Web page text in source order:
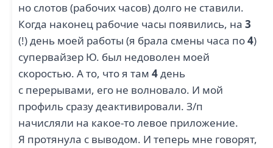
но слотов (рабочих часов) долго не ставили.
Когда наконец рабочие часы появились, на 3
(!) день моей работы (я брала смены часа по4)
супервайзер Ю. был недоволен моей
скоростью. А то, что я там 4день
с перерывами, его не волновало. И мой
профиль сразу деактивировали. З/п
начисляли на какое-то левое приложение.
Я протянула с выводом. И теперь мне говорят,